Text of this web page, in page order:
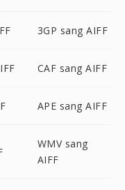
3GP sang AIFF
CAF sang AIFF
APE sang AIFF
WMV sang
AIFF